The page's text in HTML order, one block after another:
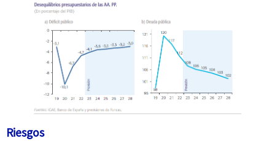
Riesgos